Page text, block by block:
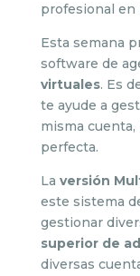
profesional en
Esta semana
software de
virtuales. Es
te ayude a
misma
perfecta.
La versión
este sistema
gestionar
superior de
diversas